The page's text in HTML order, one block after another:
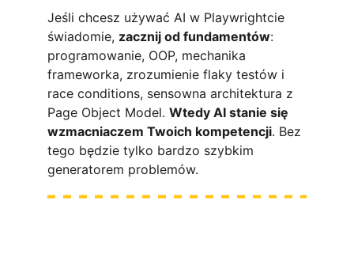
Jeśli chcesz używać AI w Playwrightcie
świadomie, zacznij od fundamentów:
programowanie, OOP, mechanika
frameworka, zrozumienie flaky testów i
race conditions, sensowna architektura z
Page Object Model. Wtedy AI stanie się
wzmacniaczem Twoich kompetencji. Bez
tego będzie tylko bardzo szybkim
generatorem problemów.